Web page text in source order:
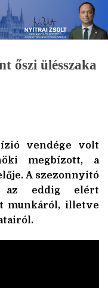
őszi ülésszaka
vendége volt
megbízott, a
A szezonnyitó
az eddig elért
munkáról, illetve